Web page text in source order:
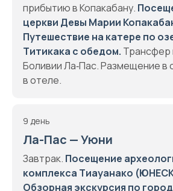
прибытию в Копакабану.
церкви Девы Марии
Путешествие на катере по
Титикака с обедом. Трансфер
Боливии Ла‑Пас. Размещение в
в отеле.
9 день
Ла-Пас — Уюни
Завтрак. Посещение
комплекса Тиауанако
Обзорная экскурсия по